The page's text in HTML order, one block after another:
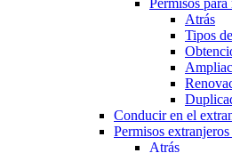
Permisos
Atrás
Tipos
Conducir en el
Permisos
Atrás